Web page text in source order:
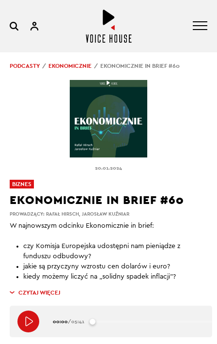
PODCASTY EKONOMICZNIE EKONOMICZNIE IN BRIEF #60
20.01.2024
PROWADZĄCY: RAFAŁ HIRSCH, JAROSŁAW KUŹNIAR
EKONOMICZNIE IN BRIEF #60
W najnowszym odcinku Ekonomicznie in brief:
czy Komisja Europejska udostępni nam pieniądze z
funduszu odbudowy?
jakie są przyczyny wzrostu cen dolarów i euro?
kiedy możemy liczyć na „solidny spadek inflacji”?
CZYTAJ WIĘCEJ
00:00/05:41
BIZNES